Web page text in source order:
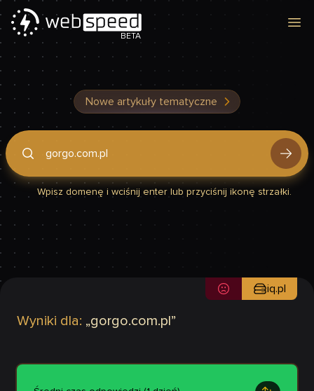
BETA
Nowe artykuły tematyczne
Podaj domenę, by sprawdzić, czy Twoja strona jest szybka
Wpisz domenę i wciśnij enter lub przyciśnij ikonę strzałki.
Wyniki dla: „gorgo.com.pl ”
iq.pl